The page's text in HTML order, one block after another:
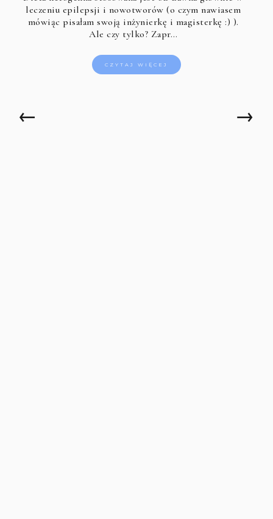
leczeniu epilepsji i nowotworów (o czym nawiasem
mówiąc pisałam swoją inżynierkę i magisterkę :) ).
Ale czy tylko? Zapr…
CZYTAJ WIĘCEJ
← →